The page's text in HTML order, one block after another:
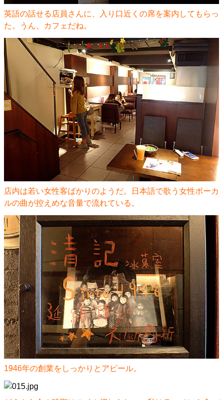
英語の話せる店員さんに、入り口近くの席を案内してもらっ
た。うん、カフェだね。
店内は若い女性客ばかりのようだ。日本語で歌う女性ボーカ
ルの曲が控えめな音量で流れている。
1946年の創業をしっかりとアピール。